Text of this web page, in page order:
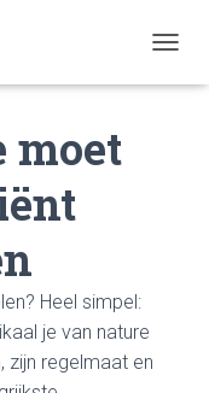
O
moet
Heel simpel:
je van nature
zijn regelmaat en